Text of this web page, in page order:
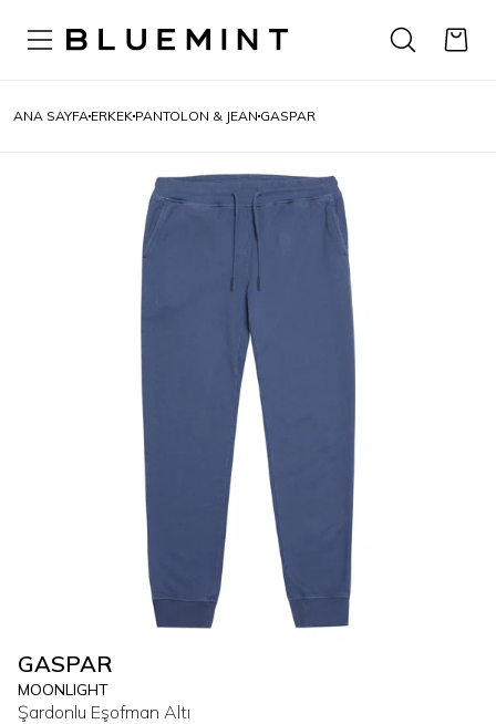
ANA SAYFA ERKEK PANTOLON & JEAN GASPAR
GASPAR
MOONLIGHT
Şardonlu Eşofman Altı